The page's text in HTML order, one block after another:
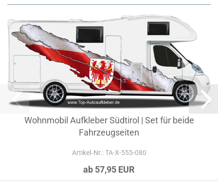
Wohnmobil Aufkleber Südtirol | Set für beide
Fahrzeugseiten
Artikel‑Nr.: TA-X-555-080
ab 57,95 EUR